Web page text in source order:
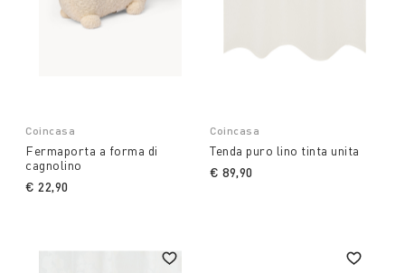
Coincasa
Fermaporta a forma di
cagnolino
€ 22,90
Coincasa
Tenda puro lino tinta unita
€ 89,90